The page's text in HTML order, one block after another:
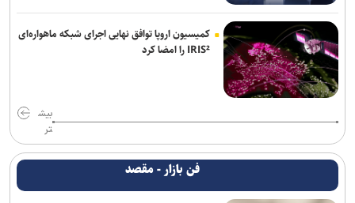
کمیسیون اروپا توافق نهایی اجرای شبکه ماهواره‌ای
IRIS² را امضا کرد
بیش
تر
فن بازار - مقصد